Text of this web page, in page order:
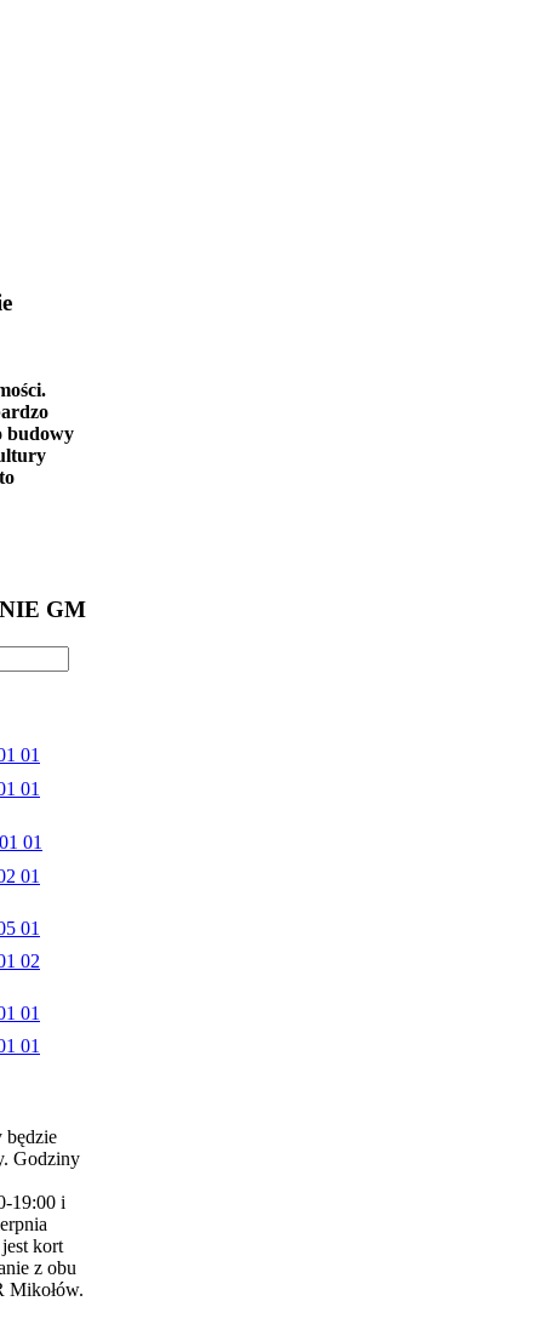
budowy
GM
będzie
Godziny
19:00 i
kort
z obu
Mikołów.